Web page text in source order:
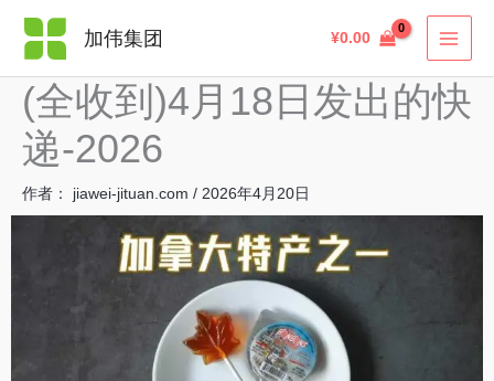
加伟集团 ¥0.00
(全收到)4月18日发出的快
递-2026
作者： jiawei-jituan.com / 2026年4月20日
索